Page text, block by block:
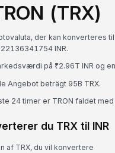
(TRX)
der kan konverteres
INR.
på ₹2.96T INR og
Angebot beträgt 95B TRX.
24 timer er TRON faldet med
du TRX til INR
af TRX, du vil konvertere